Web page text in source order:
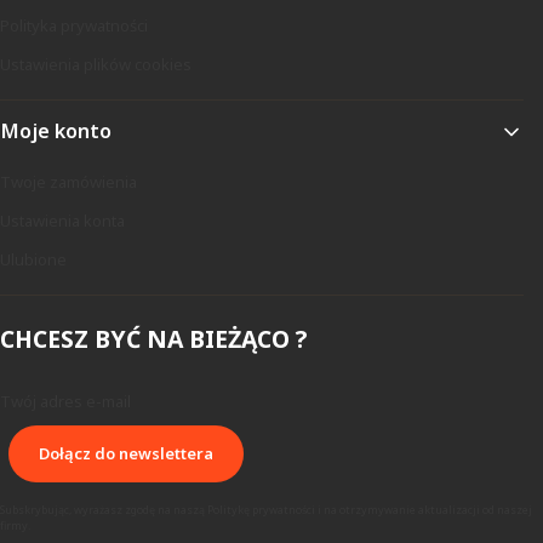
Moje konto
CHCESZ BYĆ NA BIEŻĄCO ?
Dołącz do newslettera